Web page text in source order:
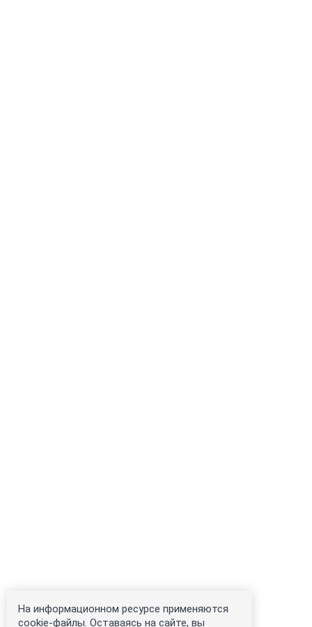
На информационном ресурсе применяются
cookie-файлы. Оставаясь на сайте, вы